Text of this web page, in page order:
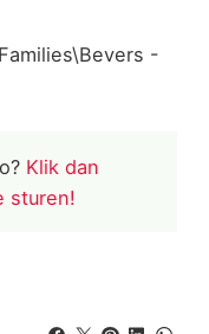
-
Klik dan
sturen!